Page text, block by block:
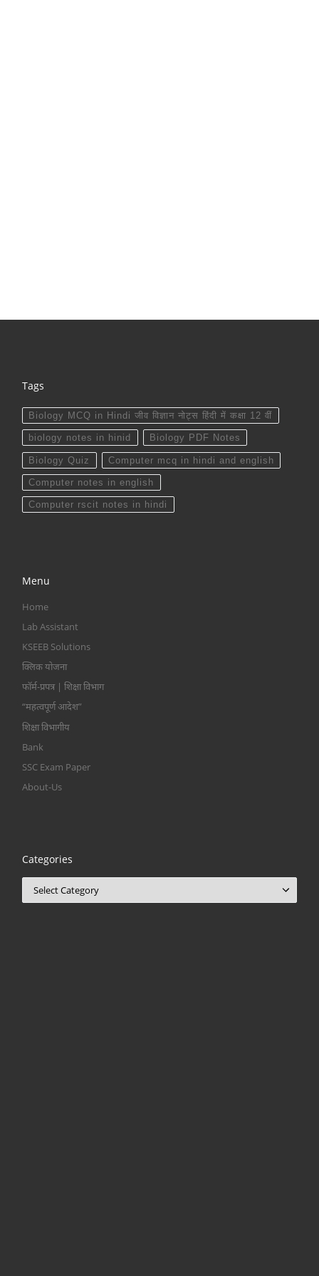
Tags
Biology MCQ in Hindi जीव विज्ञान नोट्स हिंदी में कक्षा 12 वीं
biology notes in hinid Biology PDF Notes
Biology Quiz Computer mcq in hindi and english
Computer notes in english
Computer rscit notes in hindi
Menu
Home
Lab Assistant
KSEEB Solutions
क्लिक योजना
फॉर्म-प्रपत्र | शिक्षा विभाग
“महत्वपूर्ण आदेश”
शिक्षा विभागीय
Bank
SSC Exam Paper
About-Us
Categories